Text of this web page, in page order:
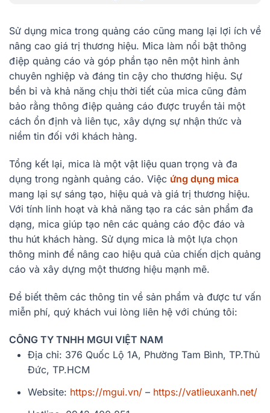
Sử dụng mica trong quảng cáo cũng mang lại lợi ích về
nâng cao giá trị thương hiệu. Mica làm nổi bật thông
điệp quảng cáo và góp phần tạo nên một hình ảnh
chuyên nghiệp và đáng tin cậy cho thương hiệu. Sự
bền bỉ và khả năng chịu thời tiết của mica cũng đảm
bảo rằng thông điệp quảng cáo được truyền tải một
cách ổn định và liên tục, xây dựng sự nhận thức và
niềm tin đối với khách hàng.
Tổng kết lại, mica là một vật liệu quan trọng và đa
dụng trong ngành quảng cáo. Việc ứng dụng mica
mang lại sự sáng tạo, hiệu quả và giá trị thương hiệu.
Với tính linh hoạt và khả năng tạo ra các sản phẩm đa
dạng, mica giúp tạo nên các quảng cáo độc đáo và
thu hút khách hàng. Sử dụng mica là một lựa chọn
thông minh để nâng cao hiệu quả của chiến dịch quảng
cáo và xây dựng một thương hiệu mạnh mẽ.
Để biết thêm các thông tin về sản phẩm và được tư vấn
miễn phí, quý khách vui lòng liên hệ với chúng tôi:
CÔNG TY TNHH MGUI VIỆT NAM
Địa chỉ: 376 Quốc Lộ 1A, Phường Tam Bình, TP.Thủ
Đức, TP.HCM
Website: https://mgui.vn/– https://vatlieuxanh.net/